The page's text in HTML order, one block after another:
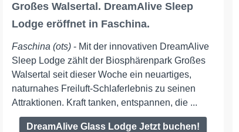
Großes Walsertal. DreamAlive Sleep
Lodge eröffnet in Faschina.
Faschina (ots)- Mit der innovativen DreamAlive
Sleep Lodge zählt der Biosphärenpark Großes
Walsertal seit dieser Woche ein neuartiges,
naturnahes Freiluft-Schlaferlebnis zu seinen
Attraktionen. Kraft tanken, entspannen, die ...
DreamAlive Glass Lodge Jetzt buchen!